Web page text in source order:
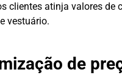
clientes atinja valores
vestuário.
de